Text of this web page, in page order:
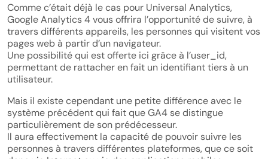
Comme c’était déjà le cas pour Universal Analytics,
Google Analytics 4 vous offrira l’opportunité de suivre, à
travers différents appareils, les personnes qui visitent vos
pages web à partir d’un navigateur.
Une possibilité qui est offerte ici grâce à l’user_id,
permettant de rattacher en fait un identifiant tiers à un
utilisateur.
Mais il existe cependant une petite différence avec le
système précédent qui fait que GA4 se distingue
particulièrement de son prédécesseur.
Il aura effectivement la capacité de pouvoir suivre les
personnes à travers différentes plateformes, que ce soit